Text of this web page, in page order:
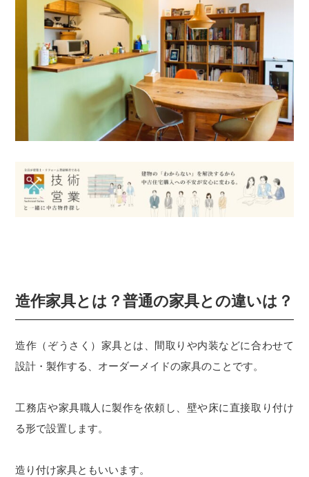
造作家具とは？普通の家具との違いは？
造作（ぞうさく）家具とは、間取りや内装などに合わせて
設計・製作する、オーダーメイドの家具のことです。
工務店や家具職人に製作を依頼し、壁や床に直接取り付け
る形で設置します。
造り付け家具ともいいます。